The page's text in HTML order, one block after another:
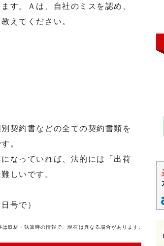
す。Ａは、自社のミスを認め、
ついて教えてください。
契約書などの全ての契約書類を
。
なっていれば、法的には「出荷
しいです。
号で）
は取材・執筆時の情報で、現在は異なる場合があります。